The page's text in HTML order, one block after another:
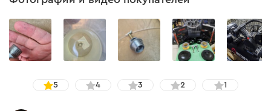
5 4 3 2 1